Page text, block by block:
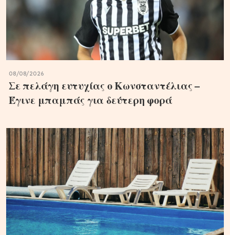
08/08/2026
Σε πελάγη ευτυχίας ο Κωνσταντέλιας –
Έγινε μπαμπάς για δεύτερη φορά